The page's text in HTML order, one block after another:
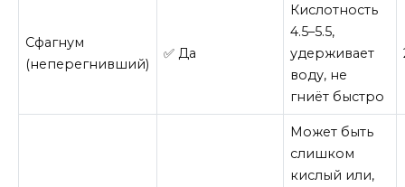
Сфагнум
(неперегнивший)
✅ Да
Кислотность
4.5–5.5,
удерживает
воду, не
гниёт быстро
Может быть
слишком
кислый или,